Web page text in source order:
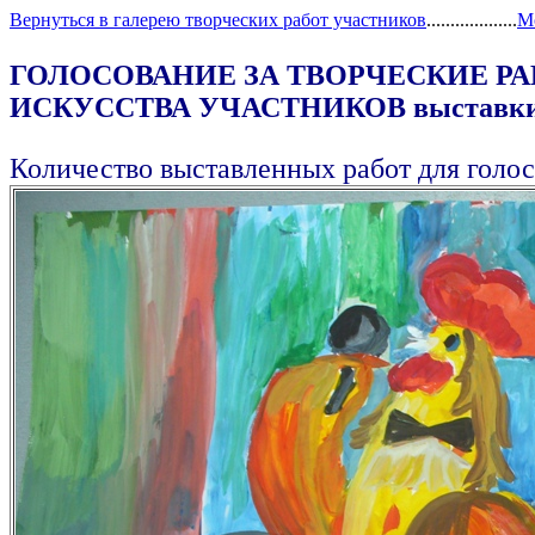
Вернуться в галерею творческих работ участников...................
ГОЛОСОВАНИЕ ЗА ТВОРЧЕСКИЕ
ИСКУССТВА УЧАСТНИКОВ выставки
Количество выставленных работ для